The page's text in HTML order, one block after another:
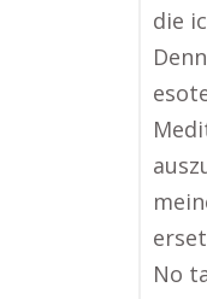
die
No